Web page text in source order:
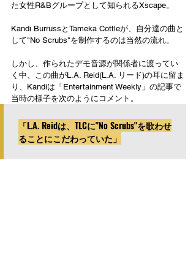
た女性R&Bグループとして知られるXscape。
Kandi BurrussとTameka Cottleが、自分達の曲と
して"No Scrubs"を制作するのは当然の流れ。
しかし、作られたデモ音源が関係者に渡ってい
く中、この曲がL.A. Reid(L.A. リード)の耳に留ま
り、Kandiは「Entertainment Weekly」の記事で
当時の様子を次のようにコメント。
「L.A. Reidは、TLCに"No Scrubs"を歌わせ
ることにこだわっていた」